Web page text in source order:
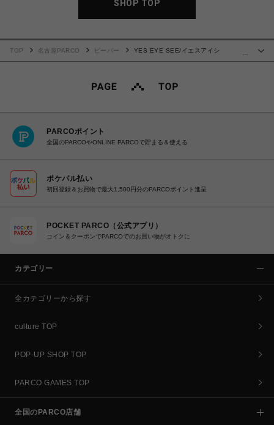
SHOP TOP
…
TOP 名古屋PARCO ビーバー
YES EYE SEE/イエスアイシ
PARCOポイント
全国のPARCOやONLINE PARCOで貯まる＆使える
ポケパル払い
初回登録＆お買物で最大1,500円分のPARCOポイント進呈
POCKET PARCO（公式アプリ）
コイン＆クーポンでPARCOでのお買い物がオトクに
カテゴリー
全カテゴリーから探す
culture TOP
POP-UP SHOP TOP
PARCO GAMES TOP
全国のPARCO店舗